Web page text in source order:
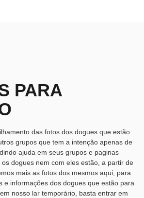
PARA
das fotos dos dogues que estão
grupos que tem a intenção apenas de
ajuda em seus grupos e paginas
dogues nem com eles estão, a partir de
mais as fotos dos mesmos aqui, para
e informações dos dogues que estão para
nosso lar temporário, basta entrar em